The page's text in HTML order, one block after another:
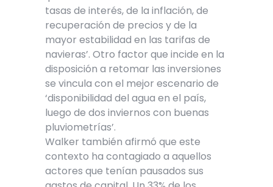
tasas de interés, de la inflación, de
recuperación de precios y de la
mayor estabilidad en las tarifas de
navieras’. Otro factor que incide en la
disposición a retomar las inversiones
se vincula con el mejor escenario de
‘disponibilidad del agua en el país,
luego de dos inviernos con buenas
pluviometrías’.
Walker también afirmó que este
contexto ha contagiado a aquellos
actores que tenían pausados sus